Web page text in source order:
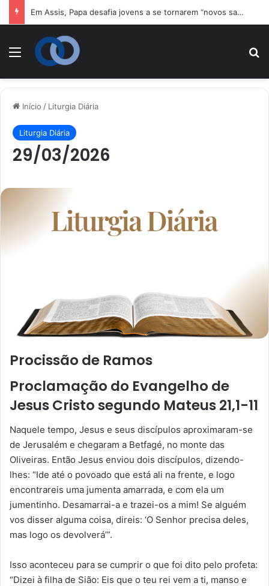
Em Assis, Papa desafia jovens a se tornarem “novos santos” e construtores da fraternidade
Menu
Início / Liturgia Diária
Liturgia Diária
29/03/2026
Procissão de Ramos
Proclamação do Evangelho de
Jesus Cristo segundo Mateus 21,1-11
Naquele tempo, Jesus e seus discípulos aproximaram-se
de Jerusalém e chegaram a Betfagé, no monte das
Oliveiras. Então Jesus enviou dois discípulos, dizendo-
lhes: “Ide até o povoado que está ali na frente, e logo
encontrareis uma jumenta amarrada, e com ela um
jumentinho. Desamarrai-a e trazei-os a mim! Se alguém
vos disser alguma coisa, direis: ‘O Senhor precisa deles,
mas logo os devolverá’”.
Isso aconteceu para se cumprir o que foi dito pelo profeta:
“Dizei à filha de Sião: Eis que o teu rei vem a ti, manso e